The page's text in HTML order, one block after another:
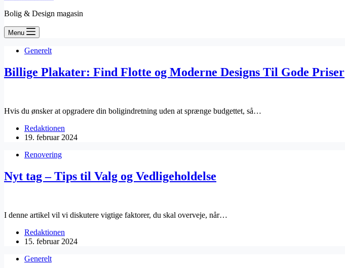
Bolig & Design magasin
Menu
Generelt
Billige Plakater: Find Flotte og Moderne Designs Til Gode Priser
Hvis du ønsker at opgradere din boligindretning uden at sprænge budgettet, så…
Redaktionen
19. februar 2024
Renovering
Nyt tag – Tips til Valg og Vedligeholdelse
I denne artikel vil vi diskutere vigtige faktorer, du skal overveje, når…
Redaktionen
15. februar 2024
Generelt